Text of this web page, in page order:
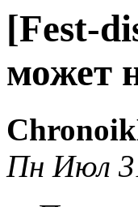
[Fest-
может
Пн Июл